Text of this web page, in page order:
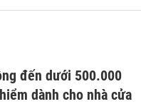
đến dưới 500.000
dành cho nhà cửa